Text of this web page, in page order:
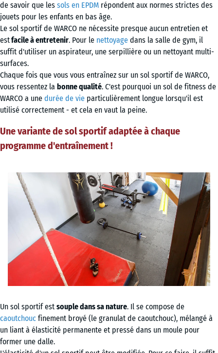
de savoir que les sols en EPDM répondent aux normes strictes des
jouets pour les enfants en bas âge.
Le sol sportif de WARCO ne nécessite presque aucun entretien et
estfacile à entretenir. Pour le nettoyage dans la salle de gym, il
suffit d'utiliser un aspirateur, une serpillière ou un nettoyant multi-
surfaces.
Chaque fois que vous vous entraînez sur un sol sportif de WARCO,
vous ressentez la bonne qualité. C'est pourquoi un sol de fitness de
WARCO a une durée de vie particulièrement longue lorsqu'il est
utilisé correctement - et cela en vaut la peine.
Une variante de sol sportif adaptée à chaque
programme d'entraînement !
Un sol sportif est soupledans sa nature. Il se compose de
caoutchouc finement broyé (le granulat de caoutchouc), mélangé à
un liant à élasticité permanente et pressé dans un moule pour
former une dalle.